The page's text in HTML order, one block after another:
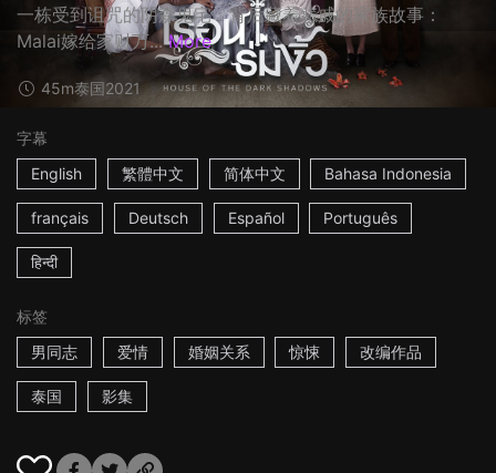
一栋受到诅咒的阴森鬼宅，背后藏着悲戚的家族故事：
Malai嫁给家财万... More
45m泰国2021
字幕
English
繁體中文 简体中文 Bahasa Indonesia
français Deutsch Español Português
हिन्दी
标签
男同志
爱情 婚姻关系 惊悚 改编作品
泰国 影集